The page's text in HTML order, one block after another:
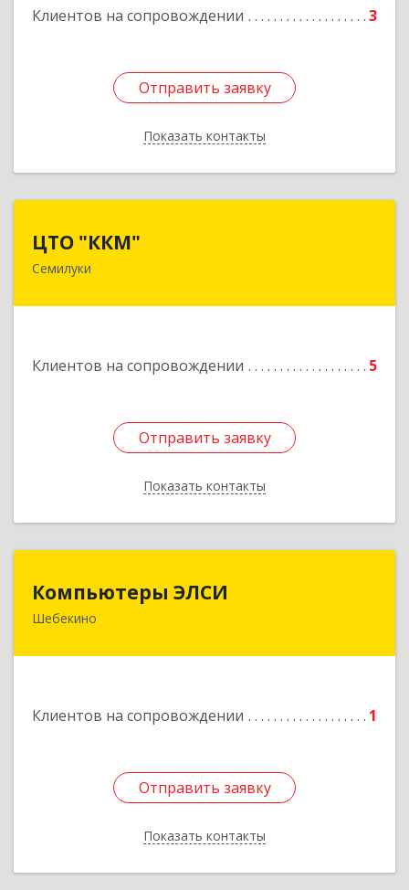
Клиентов на сопровождении 3
Отправить заявку
Показать контакты
Отправить заявку
Назад
ЦТО "ККМ"
Семилуки
Клиентов на сопровождении 5
Отправить заявку
Показать контакты
Отправить заявку
Назад
Компьютеры ЭЛСИ
Шебекино
Клиентов на сопровождении 1
Отправить заявку
Показать контакты
Отправить заявку
Назад